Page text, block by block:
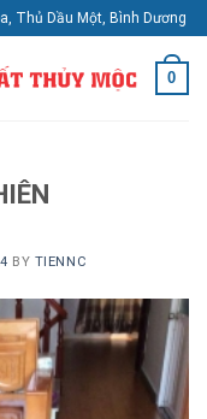
Thủ Dầu Một, Bình Dương
0
BY TIENNC